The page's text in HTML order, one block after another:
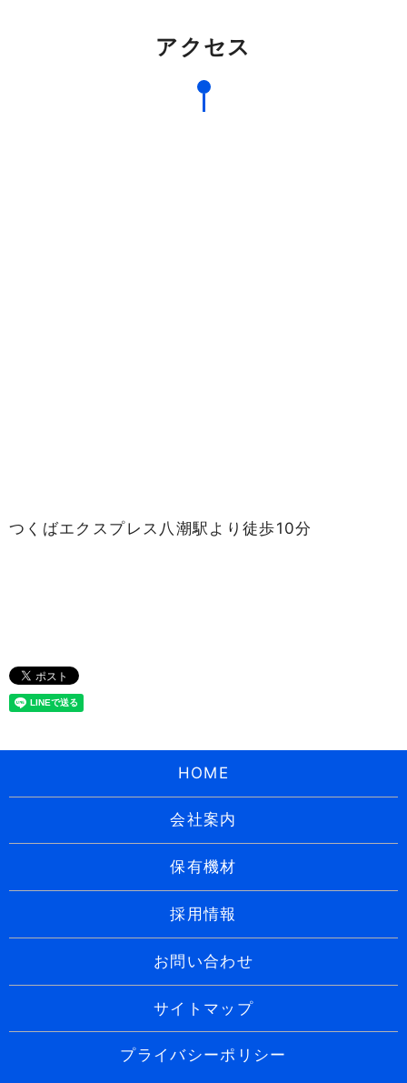
アクセス
つくばエクスプレス八潮駅より徒歩10分
HOME
会社案内
保有機材
採用情報
お問い合わせ
サイトマップ
プライバシーポリシー